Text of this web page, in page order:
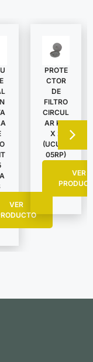
VER
PROTE
CTOR
DE
FILTRO
CIRCUL
AR KIT
X 2
(UCU62
05RP)
VER